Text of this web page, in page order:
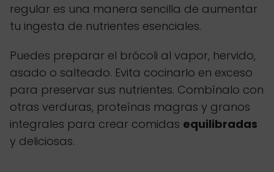
regular es una manera sencilla de aumentar
tu ingesta de nutrientes esenciales.
Puedes preparar el brócoli al vapor, hervido,
asado o salteado. Evita cocinarlo en exceso
para preservar sus nutrientes. Combínalo con
otras verduras, proteínas magras y granos
integrales para crear comidas equilibradas
y deliciosas.